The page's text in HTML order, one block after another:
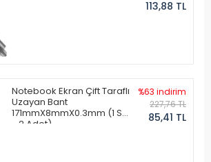
113,88 TL
Notebook Ekran Çift Taraflı
Uzayan Bant
171mmX8mmX0.3mm (1 Set
- 2 Adet)
%63 indirim
227,76 TL
85,41 TL